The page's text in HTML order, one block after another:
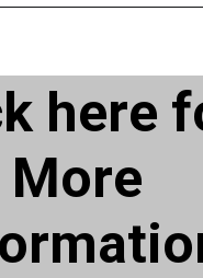
here
More